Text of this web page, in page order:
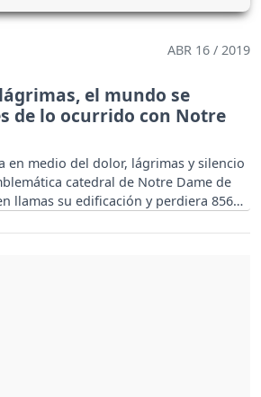
ABR 16 / 2019
el mundo se
de lo ocurrido con Notre
en medio del dolor, lágrimas y silencio
catedral de Notre Dame de
llamas su edificación y perdiera 856